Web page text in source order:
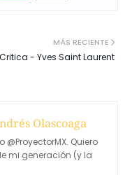
MÁS RECIENTE
Critica - Yves Saint Laurent
Olascoaga
@ProyectorMX. Quiero
mi generación (y la